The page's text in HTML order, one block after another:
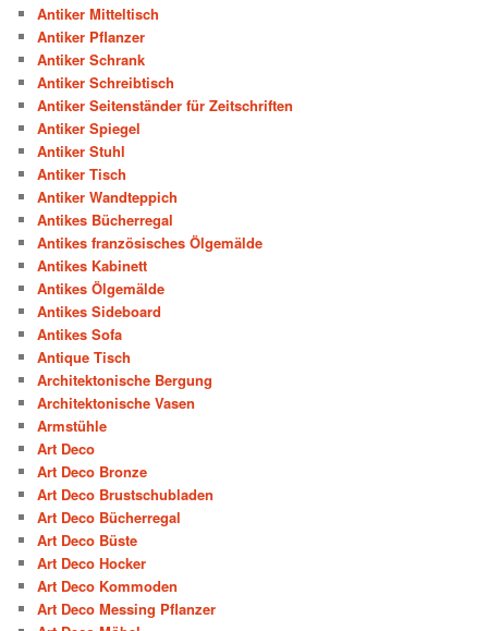
Antiker Mitteltisch
Antiker Pflanzer
Antiker Schrank
Antiker Schreibtisch
Antiker Seitenständer für Zeitschriften
Antiker Spiegel
Antiker Stuhl
Antiker Tisch
Antiker Wandteppich
Antikes Bücherregal
Antikes französisches Ölgemälde
Antikes Kabinett
Antikes Ölgemälde
Antikes Sideboard
Antikes Sofa
Antique Tisch
Architektonische Bergung
Architektonische Vasen
Armstühle
Art Deco
Art Deco Bronze
Art Deco Brustschubladen
Art Deco Bücherregal
Art Deco Büste
Art Deco Hocker
Art Deco Kommoden
Art Deco Messing Pflanzer